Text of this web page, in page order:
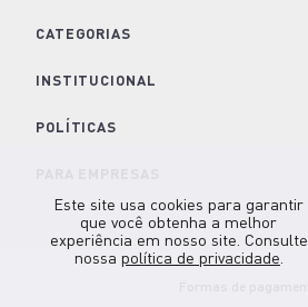
CATEGORIAS
Para Cozinha
Para Casa
Café e Bebidas
Kits
INSTITUCIONAL
Nossa História e Marcas
Trabalhe Conosco
Imprensa
POLÍTICAS
Política de Cookies
Termos e Condições de Venda
Soluções para empresas
Seja um revendedor
Este site usa cookies para garantir
que você obtenha a melhor
experiência em nosso site. Consulte
nossa política de privacidade